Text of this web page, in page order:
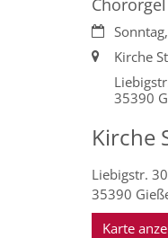
Datum:
Ort: Kirche
35390
Kirche
Liebigstr. 30
35390
Karte